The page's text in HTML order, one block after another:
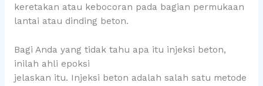
keretakan atau kebocoran pada bagian permukaan
lantai atau dinding beton.
Bagi Anda yang tidak tahu apa itu injeksi beton,
inilah ahli epoksi
jelaskan itu. Injeksi beton adalah salah satu metode